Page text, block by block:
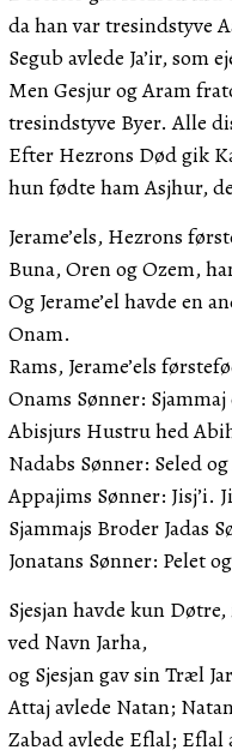
da han var tresindstyve
Segub avlede Ja’ir, som
Men Gesjur og Aram
tresindstyve Byer. Alle
Efter Hezrons Død gik
hun fødte ham Asjhur,
Jerame’els, Hezrons
Buna, Oren og Ozem,
Og Jerame’el havde en
Onam.
Rams, Jerame’els
Onams Sønner:
Abisjurs Hustru hed
Nadabs Sønner: Seled
Appajims Sønner: Jisj’i.
Sjammajs Broder Jadas
Jonatans Sønner: Pelet
Sjesjan havde kun
ved Navn Jarha,
og Sjesjan gav sin Træl
Attaj avlede Natan;
Zabad avlede Eflal; Eflal